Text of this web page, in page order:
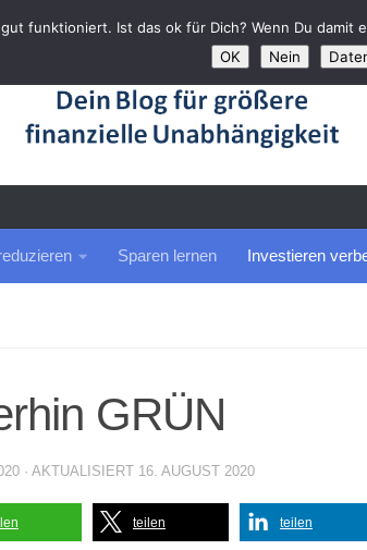
Sparen lernen Investieren
GRÜN
· AKTUALISIERT 16. AUGUST 2020
teilen teilen
funktioniert. Ist das ok für Dich? Wenn Du
OK
Nein